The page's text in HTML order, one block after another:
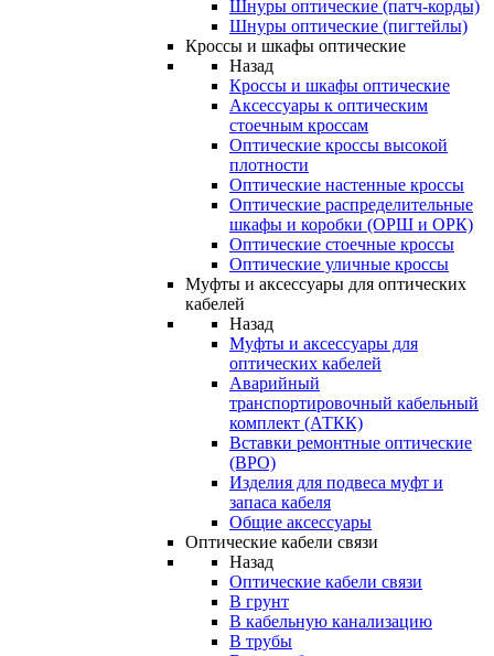
Шнуры оптические (патч-корды)
Шнуры оптические (пигтейлы)
Кроссы и шкафы оптические
Назад
Кроссы и шкафы оптические
Аксессуары к оптическим
стоечным кроссам
Оптические кроссы высокой
плотности
Оптические настенные кроссы
Оптические распределительные
шкафы и коробки (ОРШ и ОРК)
Оптические стоечные кроссы
Оптические уличные кроссы
Муфты и аксессуары для оптических
кабелей
Назад
Муфты и аксессуары для
оптических кабелей
Аварийный
транспортировочный кабельный
комплект (АТКК)
Вставки ремонтные оптические
(ВРО)
Изделия для подвеса муфт и
запаса кабеля
Общие аксессуары
Оптические кабели связи
Назад
Оптические кабели связи
В грунт
В кабельную канализацию
В трубы